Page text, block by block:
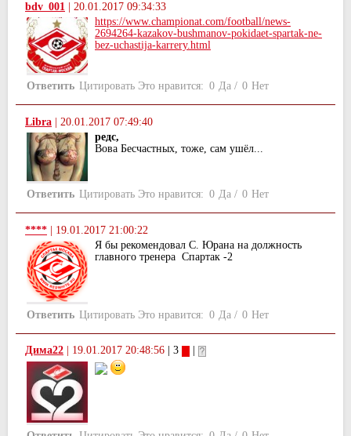
bdv_001
20.01.2017 09:34:33
https://www.championat.com/football/news-
2694264-kazakov-bushmanov-pokidaet-spartak-ne-
bez-uchastija-karrery.html
Ответить Цитировать Это нравится: 0 Да / 0 Нет
Libra
20.01.2017 07:49:40
редс,
Вова Бесчастных, тоже, сам ушёл...
Ответить Цитировать Это нравится: 0 Да / 0 Нет
**** | 19.01.2017 21:00:22
Я бы рекомендовал С. Юрана на должность
главного тренера Спартак -2
Ответить Цитировать Это нравится: 0 Да / 0 Нет
Дима22 19.01.2017 20:48:56 | 3